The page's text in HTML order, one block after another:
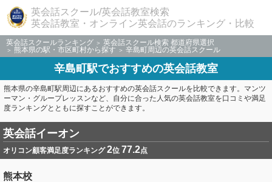
英会話スクール/英会話教室検索
英会話教室・オンライン英会話のランキング・比較
英会話スクールランキング
英会話スクール検索 都道府県選択
熊本県の駅・市区町村から探す
辛島町周辺の英会話スクール
辛島町駅でおすすめの英会話教室
熊本県の辛島町駅周辺にあるおすすめの英会話スクールを比較できます。マンツ
ーマン・グループレッスンなど、自分に合った人気の英会話教室を口コミや満足
度ランキングとともに探すことができます。
英会話イーオン
オリコン顧客満足度ランキング2位 77.2点
熊本校